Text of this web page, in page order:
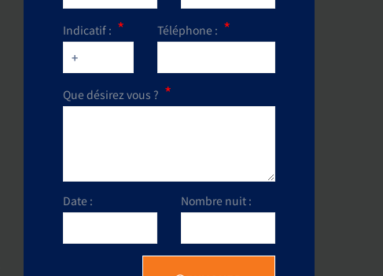
Indicatif : Téléphone :
Que désirez vous ?
Date : Nombre nuit :